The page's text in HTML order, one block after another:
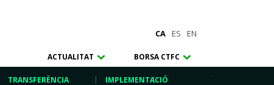
CA ES EN
ACTUALITAT BORSA CTFC
TRANSFERÈNCIA IMPLEMENTACIÓ